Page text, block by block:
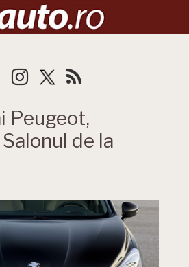
Peugeot,
de la